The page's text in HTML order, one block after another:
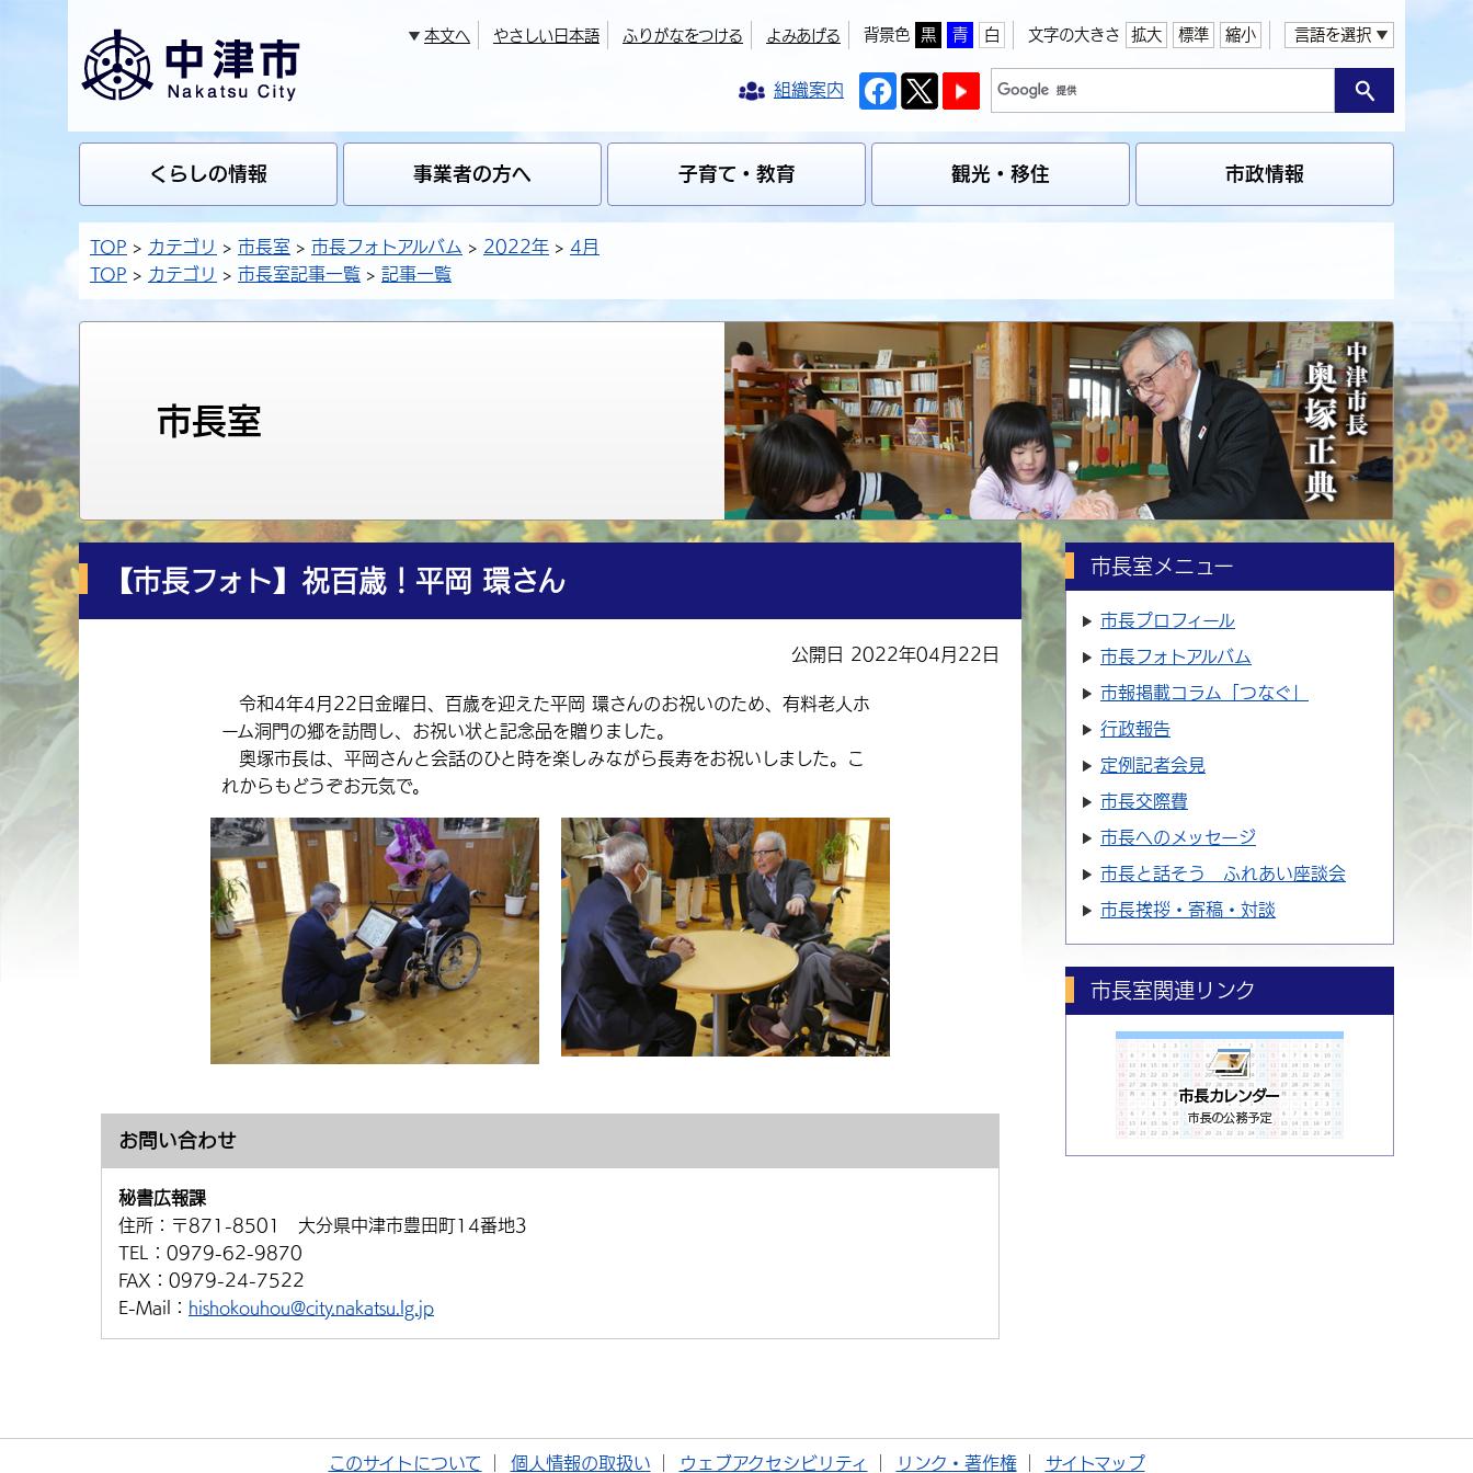
本文へ やさしい日本語 ふりがなをつける よみあげる 背景色 黒 青 白 文字の大きさ 拡大 標準 縮小 言語を選択
組織案内
くらしの情報 事業者の方へ 子育て・教育 観光・移住 市政情報
TOP カテゴリ 市長室 市長フォトアルバム 2022年
4月
TOP
カテゴリ 市長室記事一覧 記事一覧
市長室
【市長フォト】祝百歳！平岡 環さん
公開日 2022年04月22日
令和4年4月22日金曜日、百歳を迎えた平岡 環さんのお祝いのため、有料老人ホ
ーム洞門の郷を訪問し、お祝い状と記念品を贈りました。
奥塚市長は、平岡さんと会話のひと時を楽しみながら長寿をお祝いしました。こ
れからもどうぞお元気で。
お問い合わせ
秘書広報課
住所： 〒871-8501 大分県中津市豊田町14番地3
TEL： 0979-62-9870
FAX： 0979-24-7522
E-Mail： hishokouhou@city.nakatsu.lg.jp
市長室メニュー
市長プロフィール
市長フォトアルバム
市報掲載コラム「つなぐ」
行政報告
定例記者会見
市長交際費
市長へのメッセージ
市長と話そう ふれあい座談会
市長挨拶・寄稿・対談
市長室関連リンク
このサイトについて 個人情報の取扱い ウェブアクセシビリティ リンク・著作権 サイトマップ